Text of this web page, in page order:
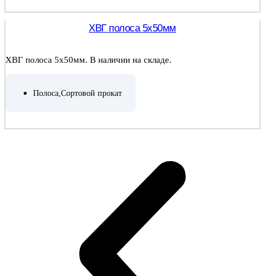
ХВГ полоса 5х50мм
ХВГ полоса 5х50мм. В наличии на складе.
Полоса,Сортовой прокат